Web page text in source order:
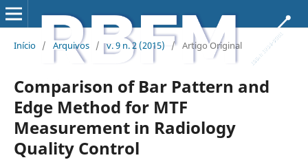
Início / Arquivos / v. 9 n. 2 (2015) / Artigo Original
Comparison of Bar Pattern and
Edge Method for MTF
Measurement in Radiology
Quality Control